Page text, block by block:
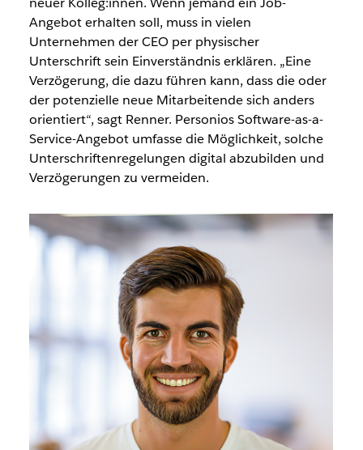
Angebot erhalten soll, muss in vielen
Unternehmen der CEO per physischer
Unterschrift sein Einverständnis erklären. „Eine
Verzögerung, die dazu führen kann, dass die oder
der potenzielle neue Mitarbeitende sich anders
orientiert“, sagt Renner. Personios Software-as-a-
Service-Angebot umfasse die Möglichkeit, solche
Unterschriftenregelungen digital abzubilden und
Verzögerungen zu vermeiden.